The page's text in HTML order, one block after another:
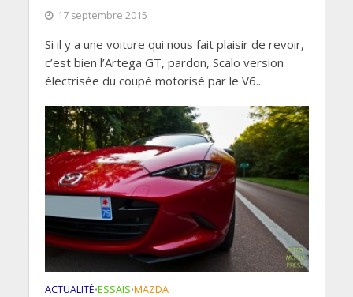
17 septembre 2015
Si il y a une voiture qui nous fait plaisir de revoir,
c’est bien l’Artega GT, pardon, Scalo version
électrisée du coupé motorisé par le V6...
ACTUALITÉ•ESSAIS•MAZDA